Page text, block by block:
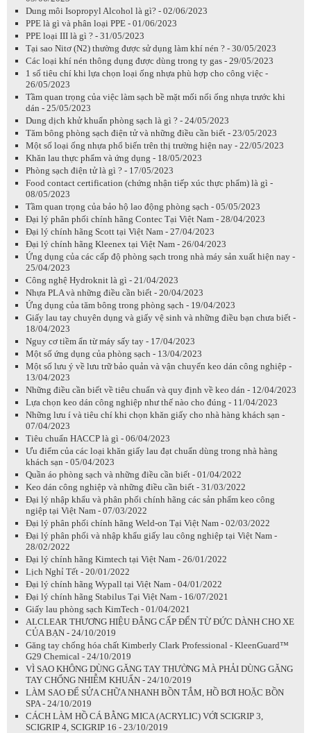
Dung môi Isopropyl Alcohol là gì? - 02/06/2023
PPE là gì và phân loại PPE - 01/06/2023
PPE loại III là gì ? - 31/05/2023
Tại sao Nitơ (N2) thường được sử dụng làm khí nén ? - 30/05/2023
Các loại khí nén thông dụng được dùng trong ty gas - 29/05/2023
1 số tiêu chí khi lựa chọn loại ống nhựa phù hợp cho công việc -
26/05/2023
Tầm quan trọng của việc làm sạch bề mặt mối nối ống nhựa trước khi
dán - 25/05/2023
Dung dịch khử khuẩn phòng sạch là gì ? - 24/05/2023
Tăm bông phòng sạch điện tử và những điều cần biết - 23/05/2023
Một số loại ống nhựa phổ biến trên thị trường hiện nay - 22/05/2023
Khăn lau thực phẩm và ứng dụng - 18/05/2023
Phòng sạch điện tử là gì ? - 17/05/2023
Food contact certification (chứng nhận tiếp xúc thực phẩm) là gì -
08/05/2023
Tầm quan trọng của bảo hộ lao động phòng sạch - 05/05/2023
Đại lý phân phối chính hãng Contec Tại Việt Nam - 28/04/2023
Đại lý chính hãng Scott tại Việt Nam - 27/04/2023
Đại lý chính hãng Kleenex tại Việt Nam - 26/04/2023
Ứng dụng của các cấp độ phòng sạch trong nhà máy sản xuất hiện nay -
25/04/2023
Công nghệ Hydroknit là gì - 21/04/2023
Nhựa PLA và những điều cần biết - 20/04/2023
Ứng dụng của tăm bông trong phòng sạch - 19/04/2023
Giấy lau tay chuyên dụng và giấy vệ sinh và những điều bạn chưa biết -
18/04/2023
Nguy cơ tiềm ẩn từ máy sấy tay - 17/04/2023
Một số ứng dụng của phòng sạch - 13/04/2023
Một số lưu ý về lưu trữ bảo quản và vận chuyển keo dán công nghiệp -
13/04/2023
Những điều cần biết về tiêu chuẩn và quy định về keo dán - 12/04/2023
Lựa chọn keo dán công nghiệp như thế nào cho đúng - 11/04/2023
Những lưu í và tiêu chí khi chọn khăn giấy cho nhà hàng khách sạn -
07/04/2023
Tiêu chuẩn HACCP là gì - 06/04/2023
Ưu điểm của các loại khăn giấy lau đạt chuẩn dùng trong nhà hàng
khách sạn - 05/04/2023
Quần áo phòng sạch và những điều cần biết - 01/04/2022
Keo dán công nghiệp và những điều cần biết - 31/03/2022
Đại lý nhập khẩu và phân phối chính hãng các sản phẩm keo công
ngiệp tại Việt Nam - 07/03/2022
Đại lý phân phối chính hãng Weld-on Tại Việt Nam - 02/03/2022
Đại lý phân phối và nhập khẩu giấy lau công nghiệp tại Việt Nam -
28/02/2022
Đại lý chính hãng Kimtech tại Việt Nam - 26/01/2022
Lịch Nghỉ Tết - 20/01/2022
Đại lý chính hãng Wypall tại Việt Nam - 04/01/2022
Đại lý chính hãng Stabilus Tại Việt Nam - 16/07/2021
Giấy lau phòng sạch KimTech - 01/04/2021
ALCLEAR THƯƠNG HIỆU ĐẲNG CẤP ĐẾN TỪ ĐỨC DÀNH CHO XE
CỦA BẠN - 24/10/2019
Găng tay chống hóa chất Kimberly Clark Professional - KleenGuard™
G29 Chemical - 24/10/2019
VÌ SAO KHÔNG DÙNG GĂNG TAY THƯỜNG MÀ PHẢI DÙNG GĂNG
TAY CHỐNG NHIỄM KHUẨN - 24/10/2019
LÀM SAO ĐỂ SỬA CHỮA NHANH BỒN TẮM, HỒ BƠI HOẶC BỒN
SPA - 24/10/2019
CÁCH LÀM HỒ CÁ BẰNG MICA (ACRYLIC) VỚI SCIGRIP 3,
SCIGRIP 4, SCIGRIP 16 - 23/10/2019